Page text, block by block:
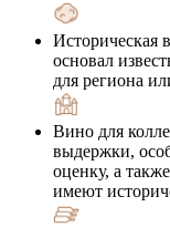
Историческая
основал
для региона
Вино для
выдержки,
оценку, а
имеют